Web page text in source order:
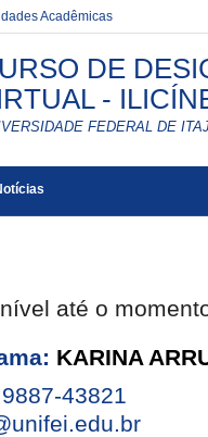
Acadêmicas
DE
-
FEDERAL DE
até o
KARINA
43821